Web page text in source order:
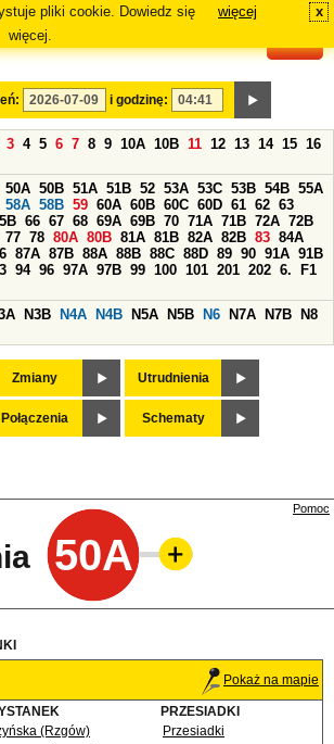
pliki cookie. Dowiedz się
więcej.
więcej x
i godzinę:
3 4 5 6 7 8 9 10A 10B 11 12 13 14 15 16
50A 50B 51A 51B 52 53A 53C 53B 54B 55A
58A 58B 59 60A 60B 60C 60D 61 62 63
66 67 68 69A 69B 70 71A 71B 72A 72B
77 78 80A 80B 81A 81B 82A 82B 83 84A
87A 87B 88A 88B 88C 88D 89 90 91A 91B
94 96 97A 97B 99 100 101 201 202 6.
F1
N3B N4A N4B N5A N5B N6 N7A N7B
N8
Zmiany Utrudnienia
Połączenia Schematy
50A
Pomoc
Pokaż na mapie
PRZESIADKI
(Rzgów)
Przesiadki